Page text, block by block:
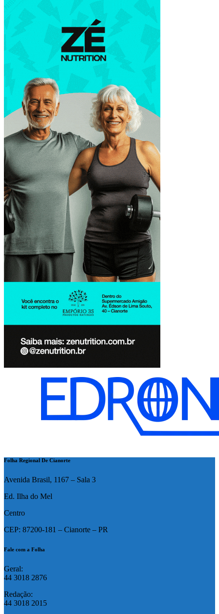
Folha Regional De Cianorte
Avenida Brasil, 1167 – Sala 3
Ed. Ilha do Mel
Centro
CEP: 87200-181 – Cianorte – PR
Fale com a Folha
Geral:
44 3018 2876
Redação:
44 3018 2015